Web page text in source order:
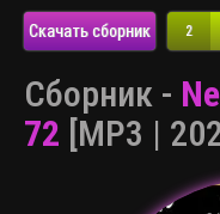
Скачать сборник 2
Сборник -
72 [MP3 |